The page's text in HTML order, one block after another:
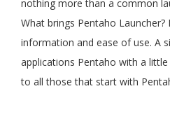
nothing more than a common
What brings Pentaho Launcher?
information and ease of use. A
applications Pentaho with a little
to all those that start with